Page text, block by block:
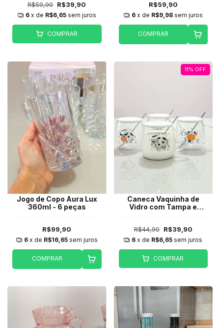
R$59,90 R$39,90
6 x de R$6,65 sem juros
COMPRAR
R$59,90
6 x de R$9,98 sem juros
COMPRAR
Jogo de Copo Aura Lux
360ml - 6 peças
R$99,90
6 x de R$16,65 sem juros
COMPRAR
11% OFF
Caneca Vaquinha de
Vidro com Tampa e
R$44,90 R$39,90
6 x de R$6,65 sem juros
COMPRAR